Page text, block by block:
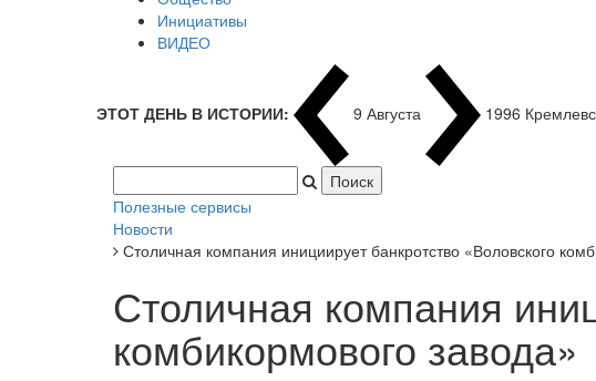
Инициативы
ВИДЕО
ЭТОТ ДЕНЬ В ИСТОРИИ: 9 Августа 1996
Полезные сервисы
Новости
Столичная компания инициирует банкротство «Воловского
Столичная компания
комбикормового